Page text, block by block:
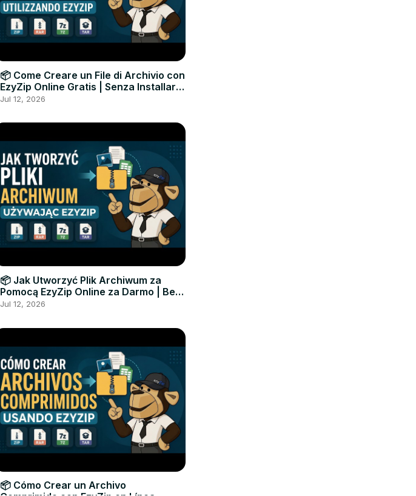
📦 Come Creare un File di Archivio con
EzyZip Online Gratis | Senza Installare
Software
Jul 12, 2026
📦 Jak Utworzyć Plik Archiwum za
Pomocą EzyZip Online za Darmo | Bez
Instalacji Oprogramowania
Jul 12, 2026
📦 Cómo Crear un Archivo